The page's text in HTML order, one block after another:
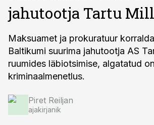
jahutootja Tartu
Maksuamet ja prokuratuur
Baltikumi suurima jahutootja AS
ruumides läbiotsimise, algatatud on
kriminaalmenetlus.
Piret Reiljan
ajakirjanik